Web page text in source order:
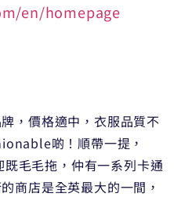
en/homepage
，價格適中，衣服品質不
啲！順帶一提，
毛毛拖，仲有一系列卡通
商店是全英最大的一間，